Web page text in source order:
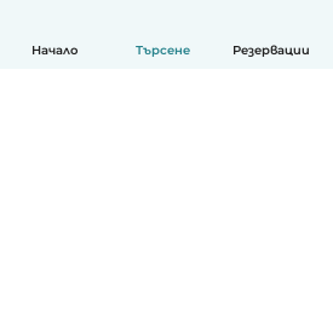
Начало Търсене Резервации